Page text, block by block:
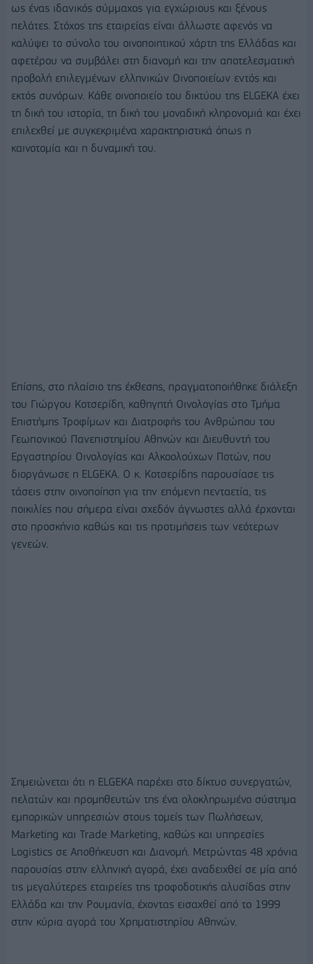
ως ένας ιδανικός σύμμαχος για εγχώριους και ξένους
πελάτες. Στόχος της εταιρείας είναι άλλωστε αφενός να
καλύψει το σύνολο του οινοποιητικού χάρτη της Ελλάδας και
αφετέρου να συμβάλει στη διανομή και την αποτελεσματική
προβολή επιλεγμένων ελληνικών Οινοποιείων εντός και
εκτός συνόρων. Κάθε οινοποιείο του δικτύου της ELGEKA έχει
τη δική του ιστορία, τη δική του μοναδική κληρονομιά και έχει
επιλεχθεί με συγκεκριμένα χαρακτηριστικά όπως η
καινοτομία και η δυναμική του.
Επίσης, στο πλαίσιο της έκθεσης, πραγματοποιήθηκε διάλεξη
του Γιώργου Κοτσερίδη, καθηγητή Οινολογίας στο Τμήμα
Επιστήμης Τροφίμων και Διατροφής του Ανθρώπου του
Γεωπονικού Πανεπιστημίου Αθηνών και Διευθυντή του
Εργαστηρίου Οινολογίας και Αλκοολούχων Ποτών, που
διοργάνωσε η ELGEKA. Ο κ. Κοτσερίδης παρουσίασε τις
τάσεις στην οινοποίηση για την επόμενη πενταετία, τις
ποικιλίες που σήμερα είναι σχεδόν άγνωστες αλλά έρχονται
στο προσκήνιο καθώς και τις προτιμήσεις των νεότερων
γενεών.
Σημειώνεται ότι η ELGEKA παρέχει στο δίκτυο συνεργατών,
πελατών και προμηθευτών της ένα ολοκληρωμένο σύστημα
εμπορικών υπηρεσιών στους τομείς των Πωλήσεων,
Marketing και Trade Marketing, καθώς και υπηρεσίες
Logistics σε Αποθήκευση και Διανομή. Μετρώντας 48 χρόνια
παρουσίας στην ελληνική αγορά, έχει αναδειχθεί σε μία από
τις μεγαλύτερες εταιρείες της τροφοδοτικής αλυσίδας στην
Ελλάδα και την Ρουμανία, έχοντας εισαχθεί από το 1999
στην κύρια αγορά του Χρηματιστηρίου Αθηνών.